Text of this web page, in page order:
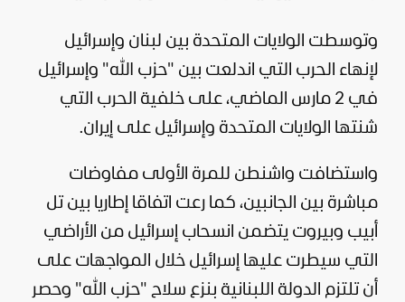
وتوسطت الولايات المتحدة بين لبنان وإسرائيل
لإنهاء الحرب التي اندلعت بين "حزب الله" وإسرائيل
في 2 مارس الماضي، على خلفية الحرب التي
شنتها الولايات المتحدة وإسرائيل على إيران.
واستضافت واشنطن للمرة الأولى مفاوضات
مباشرة بين الجانبين، كما رعت اتفاقا إطاريا بين تل
أبيب وبيروت يتضمن انسحاب إسرائيل من الأراضي
التي سيطرت عليها إسرائيل خلال المواجهات على
أن تلتزم الدولة اللبنانية بنزع سلاح "حزب الله" وحصر